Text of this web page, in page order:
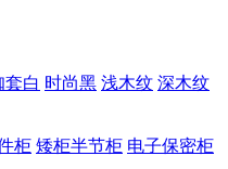
套白 时尚黑 浅木纹 深木纹
柜 矮柜半节柜 电子保密柜